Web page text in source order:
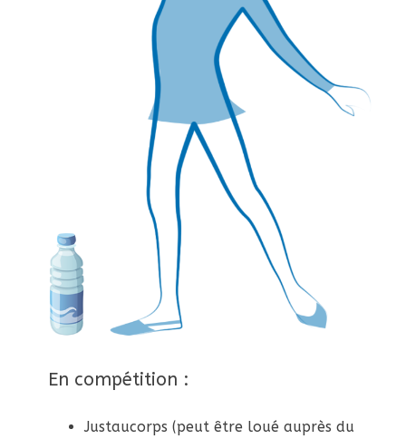
En compétition :
Justaucorps (peut être loué auprès du